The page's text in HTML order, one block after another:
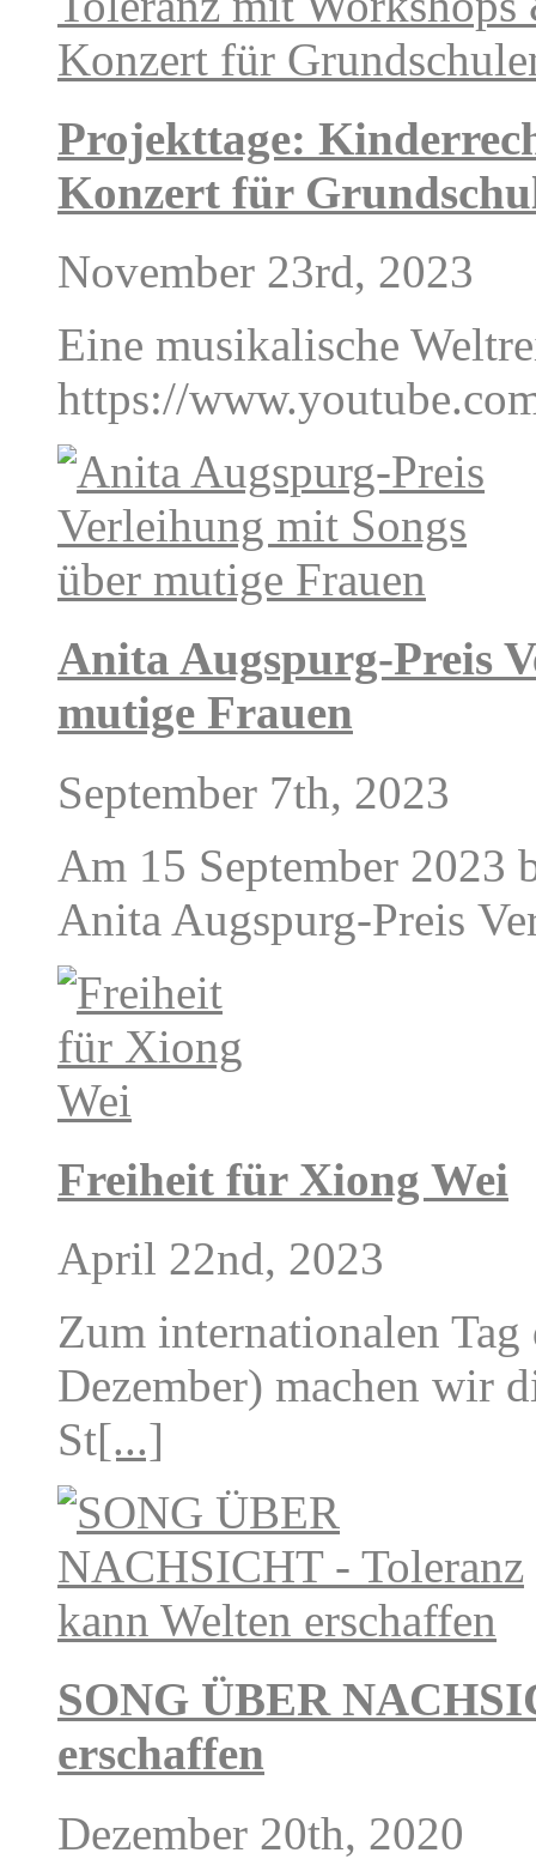
Projekttage:
Konzert für
November 23rd, 2023
Eine musikalische
https://
Anita Augspurg-Preis
mutige Frauen
September 7th, 2023
Am 15 September 2023
Anita Augspurg-Preis
Freiheit für Xiong Wei
April 22nd, 2023
Zum internationalen
Dezember) machen wir
St[...]
SONG ÜBER
erschaffen
Dezember 20th, 2020